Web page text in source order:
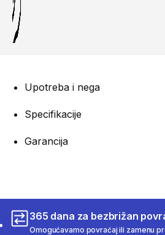
Upotreba i nega
Specifikacije
Garancija
365 dana za bezbrižan
Omogućavamo povraćaj ili zamenu